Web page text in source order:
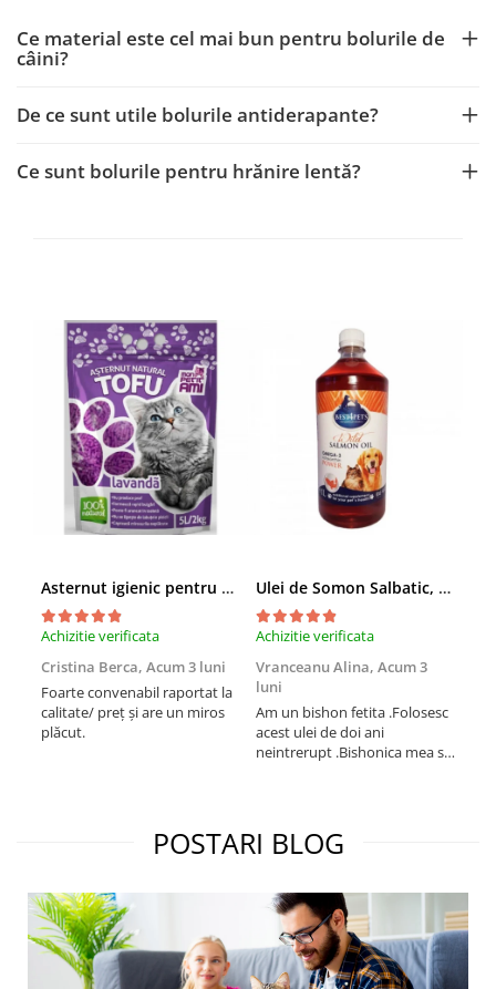
Ce material este cel mai bun pentru bolurile de
câini?
De ce sunt utile bolurile antiderapante?
Ce sunt bolurile pentru hrănire lentă?
Asternut igienic pentru pisici Tofu Lavanda, Mon Petit 5 l
Achizitie verificata
Cristina Berca, Acum 3 luni
Foarte convenabil raportat la
calitate/ preț și are un miros
plăcut.
Ulei de Somon Salbatic, câini și pisici, piele si blană, BEST4PETS, 1l
Achizitie verificata
Vranceanu Alina, Acum 3
luni
Am un bishon fetita .Folosesc
acest ulei de doi ani
neintrerupt .Bishonica mea se
treia comanda recomand cu
mult drag !
POSTARI BLOG